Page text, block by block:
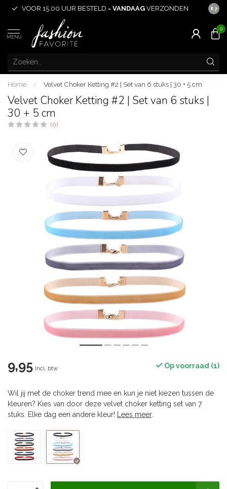
VOOR 15.00 UUR BESTELD = VANDAAG VERZONDEN 8.7
MENU
0
Home / Velvet Choker Ketting #2 | Set van 6 stuks | 30 + 5 cm
Velvet Choker Ketting #2 | Set van 6 stuks |
30 + 5 cm
(0)
9,95 Incl. btw Op voorraad (1)
Wil jij met de choker trend mee en kun je niet kiezen tussen de
kleuren? Kies van door deze velvet choker ketting set van 7
stuks. Elke dag een andere kleur!
Lees meer.